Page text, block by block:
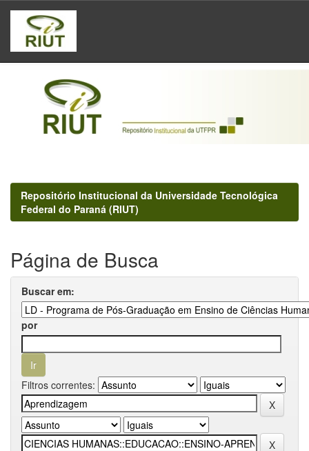
Skip
navigation
Repositório Institucional da Universidade Tecnológica
Federal do Paraná (RIUT)
Página de Busca
Buscar em:
por
Filtros correntes: